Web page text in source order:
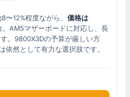
〜12%程度ながら、価格は
。AM5マザーボードに対応し、長
。9800X3Dの予算が厳しい方
依然として有力な選択肢です。